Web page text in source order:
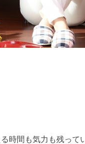
時間も気力も残って